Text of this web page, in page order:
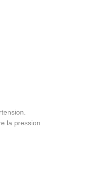
la pression